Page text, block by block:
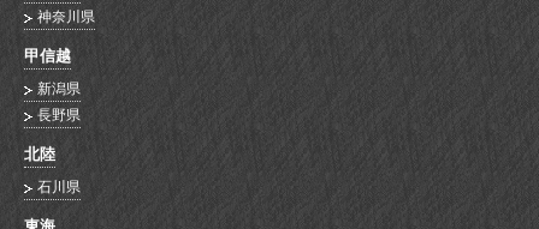
神奈川県
甲信越
新潟県
長野県
北陸
石川県